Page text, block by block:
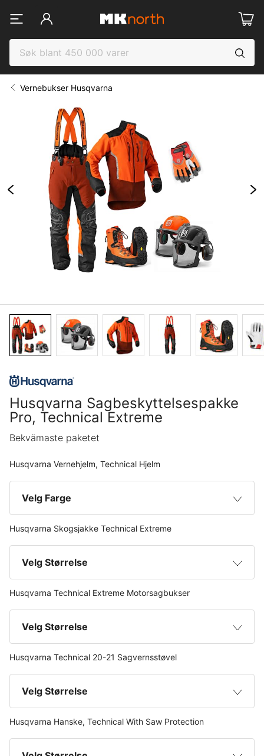
Vernebukser Husqvarna
Husqvarna Sagbeskyttelsespakke
Pro, Technical Extreme
Bekvämaste paketet
Husqvarna Vernehjelm, Technical Hjelm
Velg Farge
Oransje
Grå
Husqvarna Skogsjakke Technical Extreme
Velg Størrelse
XS
S
M
L
Husqvarna Technical Extreme Motorsagbukser
Velg Størrelse
XS
S
M
Husqvarna Technical 20-21 Sagvernsstøvel
Velg Størrelse
36
Husqvarna Hanske, Technical With Saw Protection